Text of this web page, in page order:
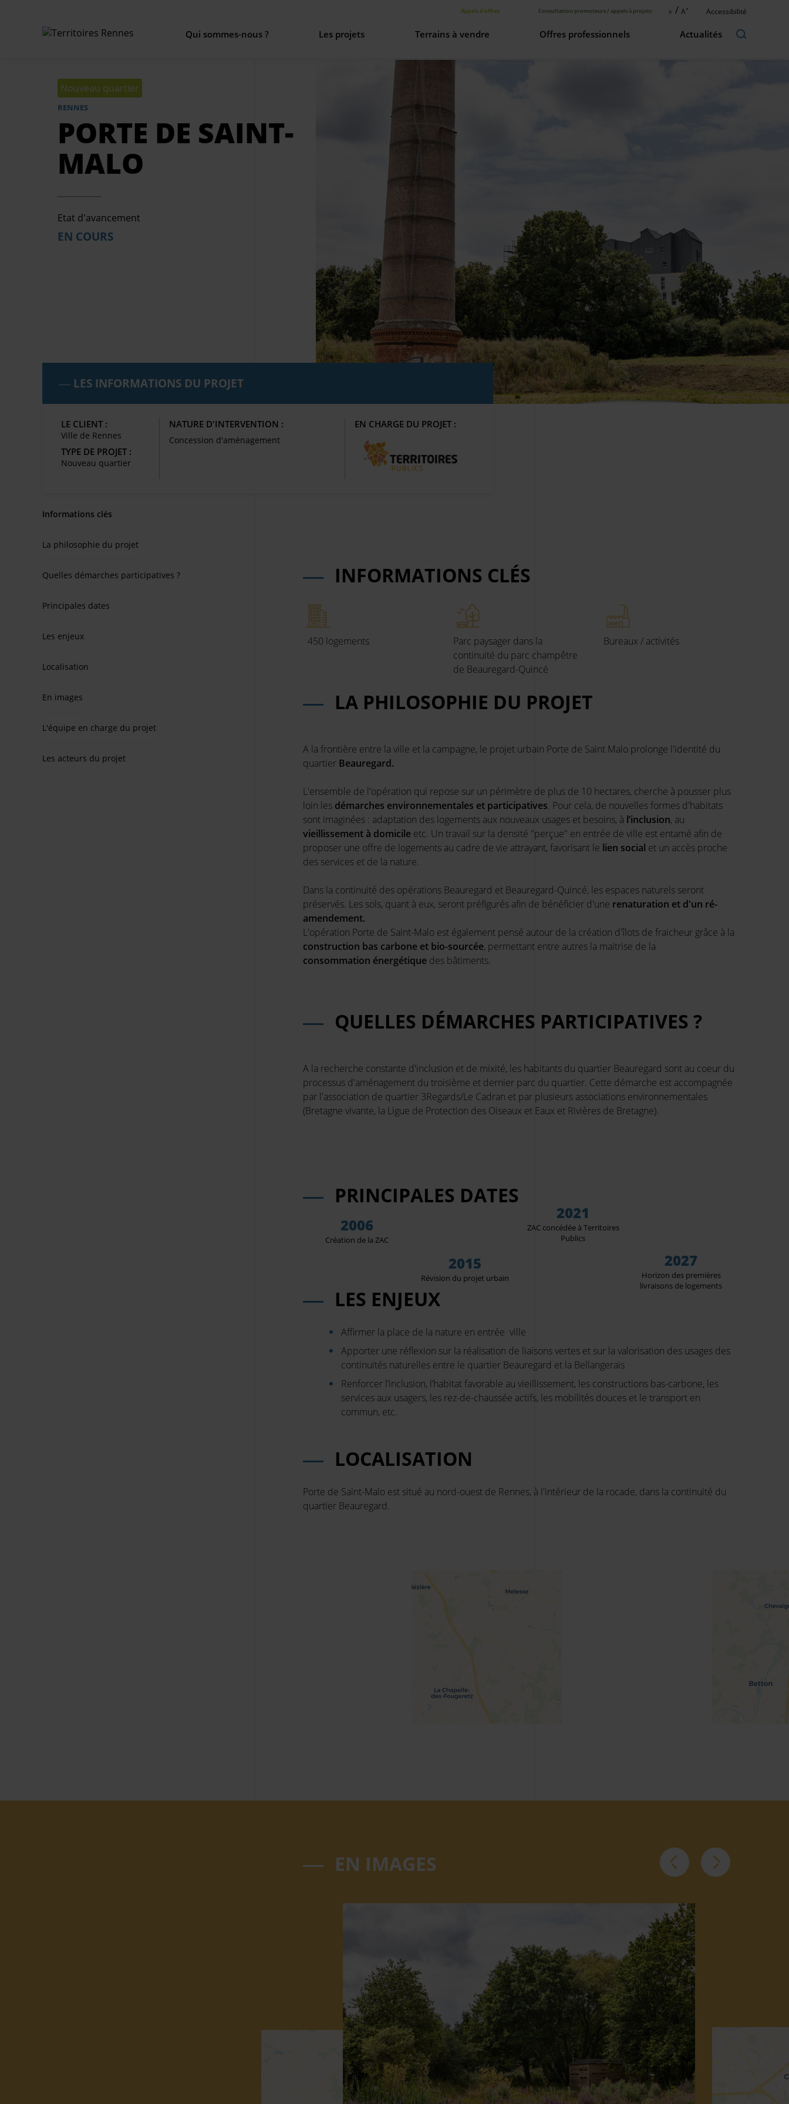
Appels d'offres Consultation promoteurs / appels à projets A / A+ Accessibilité
Qui sommes-nous ? Les projets Terrains à vendre Offres professionnels Actualités
Nouveau quartier
RENNES
PORTE DE SAINT-
MALO
Etat d'avancement
EN COURS
LES INFORMATIONS DU PROJET
LE CLIENT :
Ville de Rennes
TYPE DE PROJET :
Nouveau quartier
NATURE D'INTERVENTION :
Concession d'aménagement
EN CHARGE DU PROJET :
Informations clés
La philosophie du projet
Quelles démarches participatives ?
Principales dates
Les enjeux
Localisation
En images
L'équipe en charge du projet
Les acteurs du projet
INFORMATIONS CLÉS
450 logements
Parc paysager dans la
continuité du parc champêtre
de Beauregard-Quincé
Bureaux / activités
LA PHILOSOPHIE DU PROJET
A la frontière entre la ville et la campagne, le projet urbain Porte de Saint Malo prolonge l'identité du
quartier Beauregard.
L'ensemble de l'opération qui repose sur un périmètre de plus de 10 hectares, cherche à pousser plus
loin les démarches environnementales et participatives. Pour cela, de nouvelles formes d'habitats
sont imaginées : adaptation des logements aux nouveaux usages et besoins, à l’inclusion, au
vieillissement à domicile etc. Un travail sur la densité "perçue" en entrée de ville est entamé afin de
proposer une offre de logements au cadre de vie attrayant, favorisant le lien social et un accès proche
des services et de la nature.
Dans la continuité des opérations Beauregard et Beauregard-Quincé, les espaces naturels seront
préservés. Les sols, quant à eux, seront préfigurés afin de bénéficier d'une renaturation et d'un ré-
amendement.
L'opération Porte de Saint-Malo est également pensé autour de la création d'îlots de fraicheur grâce à la
construction bas carbone et bio-sourcée, permettant entre autres la maitrise de la
consommation énergétique des bâtiments.
QUELLES DÉMARCHES PARTICIPATIVES ?
A la recherche constante d'inclusion et de mixité, les habitants du quartier Beauregard sont au coeur du
processus d'aménagement du troisième et dernier parc du quartier. Cette démarche est accompagnée
par l'association de quartier 3Regards/Le Cadran et par plusieurs associations environnementales
(Bretagne vivante, la Ligue de Protection des Oiseaux et Eaux et Rivières de Bretagne).
PRINCIPALES DATES
2006
Création de la ZAC
2015
Révision du projet urbain
2021
ZAC concédée à Territoires
Publics
2027
Horizon des premières
livraisons de logements
LES ENJEUX
Affirmer la place de la nature en entrée ville
Apporter une réflexion sur la réalisation de liaisonsvertes et sur la valorisation des usages des
continuités naturelles entre le quartier Beauregard et la Bellangerais
Renforcer l’inclusion, l’habitat favorable au vieillissement, les constructions bas-carbone, les
services aux usagers, les rez-de-chaussée actifs, les mobilités douces et le transport en
commun, etc.
LOCALISATION
Porte de Saint-Malo est situé au nord-ouest de Rennes, à l'intérieur de la rocade, dans la continuité du
quartier Beauregard.
EN IMAGES